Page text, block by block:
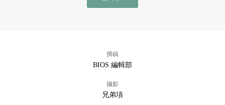
撰稿
BIOS 編輯部
攝影
兄弟項